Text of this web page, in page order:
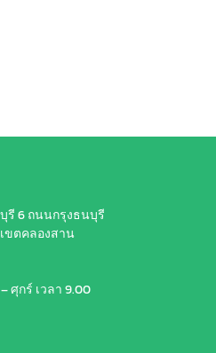
รี 6 ถนนกรุงธนบุรี
ขตคลองสาน
ศุกร์ เวลา 9.00